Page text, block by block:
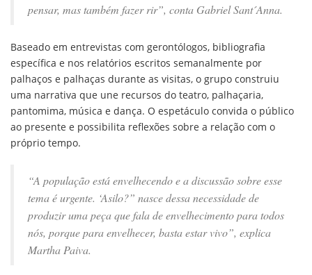
pensar, mas também fazer rir”, conta Gabriel Sant´Anna.
Baseado em entrevistas com gerontólogos, bibliografia
específica e nos relatórios escritos semanalmente por
palhaços e palhaças durante as visitas, o grupo construiu
uma narrativa que une recursos do teatro, palhaçaria,
pantomima, música e dança. O espetáculo convida o público
ao presente e possibilita reflexões sobre a relação com o
próprio tempo.
“A população está envelhecendo e a discussão sobre esse
tema é urgente. ‘Asilo?” nasce dessa necessidade de
produzir uma peça que fala de envelhecimento para todos
nós, porque para envelhecer, basta estar vivo”, explica
Martha Paiva.